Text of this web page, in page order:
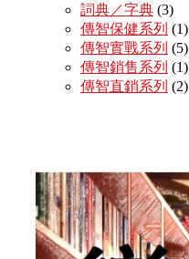
詞典／字典 (3)
傳智保健系列 (1)
傳智實戰系列 (5)
傳智銷售系列 (1)
傳智直銷系列 (2)